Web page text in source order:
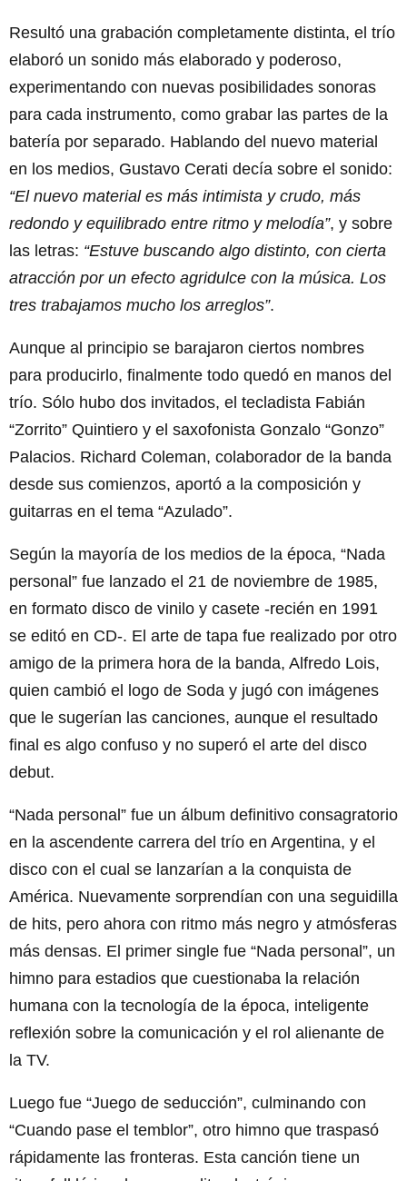
Resultó una grabación completamente distinta, el trío
elaboró un sonido más elaborado y poderoso,
experimentando con nuevas posibilidades sonoras
para cada instrumento, como grabar las partes de la
batería por separado. Hablando del nuevo material
en los medios, Gustavo Cerati decía sobre el sonido:
“El nuevo material es más intimista y crudo, más
redondo y equilibrado entre ritmo y melodía”, y sobre
las letras: “Estuve buscando algo distinto, con cierta
atracción por un efecto agridulce con la música. Los
tres trabajamos mucho los arreglos”.
Aunque al principio se barajaron ciertos nombres
para producirlo, finalmente todo quedó en manos del
trío. Sólo hubo dos invitados, el tecladista Fabián
“Zorrito” Quintiero y el saxofonista Gonzalo “Gonzo”
Palacios. Richard Coleman, colaborador de la banda
desde sus comienzos, aportó a la composición y
guitarras en el tema “Azulado”.
Según la mayoría de los medios de la época, “Nada
personal” fue lanzado el 21 de noviembre de 1985,
en formato disco de vinilo y casete -recién en 1991
se editó en CD-. El arte de tapa fue realizado por otro
amigo de la primera hora de la banda, Alfredo Lois,
quien cambió el logo de Soda y jugó con imágenes
que le sugerían las canciones, aunque el resultado
final es algo confuso y no superó el arte del disco
debut.
“Nada personal” fue un álbum definitivo consagratorio
en la ascendente carrera del trío en Argentina, y el
disco con el cual se lanzarían a la conquista de
América. Nuevamente sorprendían con una seguidilla
de hits, pero ahora con ritmo más negro y atmósferas
más densas. El primer single fue “Nada personal”, un
himno para estadios que cuestionaba la relación
humana con la tecnología de la época, inteligente
reflexión sobre la comunicación y el rol alienante de
la TV.
Luego fue “Juego de seducción”, culminando con
“Cuando pase el temblor”, otro himno que traspasó
rápidamente las fronteras. Esta canción tiene un